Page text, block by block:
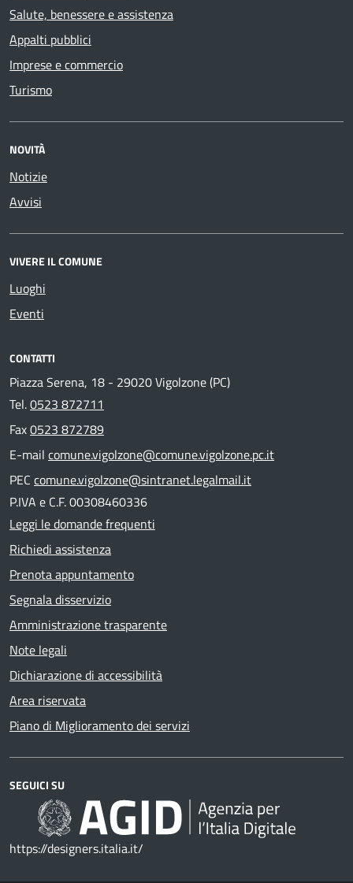
Salute, benessere e assistenza
Appalti pubblici
Imprese e commercio
Turismo
NOVITÀ
Notizie
Avvisi
VIVERE IL COMUNE
Luoghi
Eventi
CONTATTI
Piazza Serena, 18 - 29020 Vigolzone (PC)
Tel.0523 872711
Fax0523 872789
E-mail comune.vigolzone@comune.vigolzone.pc.it
PEC comune.vigolzone@sintranet.legalmail.it
P.IVA e C.F. 00308460336
Leggi le domande frequenti
Richiedi assistenza
Prenota appuntamento
Segnala disservizio
Amministrazione trasparente
Note legali
Dichiarazione di accessibilità
Area riservata
Piano di Miglioramento dei servizi
SEGUICI SU
https://designers.italia.it/